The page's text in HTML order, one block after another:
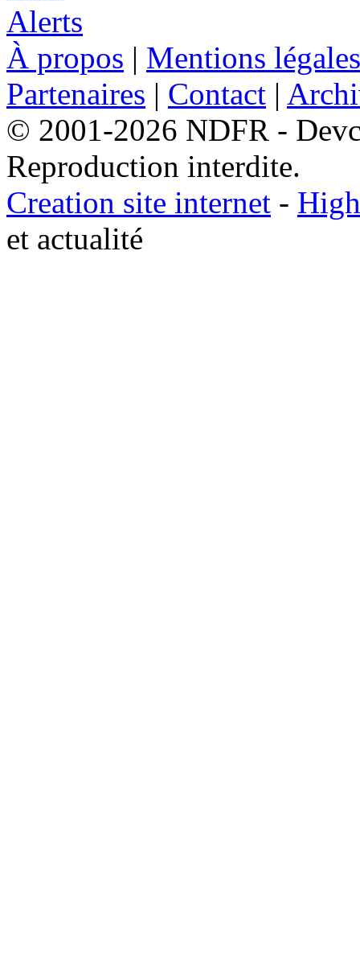
À propos | Mentions légales
Partenaires | Contact |
© 2001-2026 NDFR -
Reproduction interdite.
Creation site internet -
et actualité